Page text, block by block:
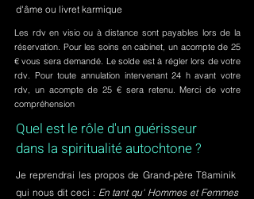
d'âme ou livret karmique
Les rdv en visio ou à distance sont payables lors de la
réservation. Pour les soins en cabinet, un acompte de 25
€ vous sera demandé. Le solde est à régler lors de votre
rdv. Pour toute annulation intervenant 24 h avant votre
rdv, un acompte de 25 € sera retenu. Merci de votre
compréhension
Quel est le rôle d'un guérisseur
dans la spiritualité autochtone ?
Je reprendrai les propos de Grand-père T8aminik
qui nous dit ceci : En tant qu' Hommes et Femmes